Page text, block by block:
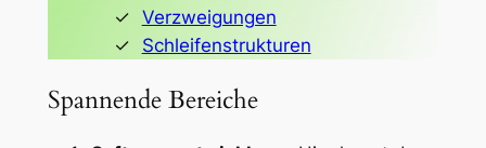
Verzweigungen
Schleifenstrukturen
Spannende Bereiche